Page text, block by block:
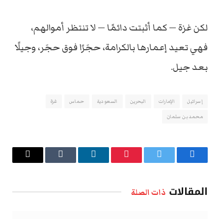
لكن غزة — كما أثبتت دائمًا — لا تنتظر أموالهم،
فهي تعيد إعمارها بالكرامة، حجَرًا فوق حجَر، وجيلًا
بعد جيل.
إسرائيل الإمارات البحرين السعودية حماس
غزة
محمد بن سلمان
فيسبوك تويتر بينتيريستلينكدإن Tumblr
البريد
المقالات ذات الصلة